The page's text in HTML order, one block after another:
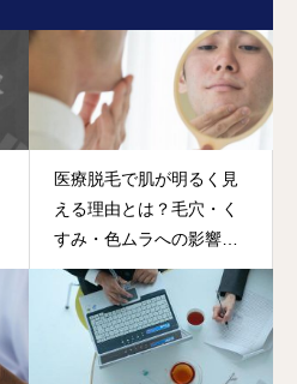
医療脱毛で肌が明るく見
える理由とは？毛穴・く
すみ・色ムラへの影響を
解説